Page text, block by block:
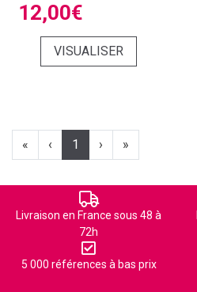
12,00€
VISUALISER
« ‹ 1 › »
Livraison en France sous 48 à
72h
5 000 références à bas prix